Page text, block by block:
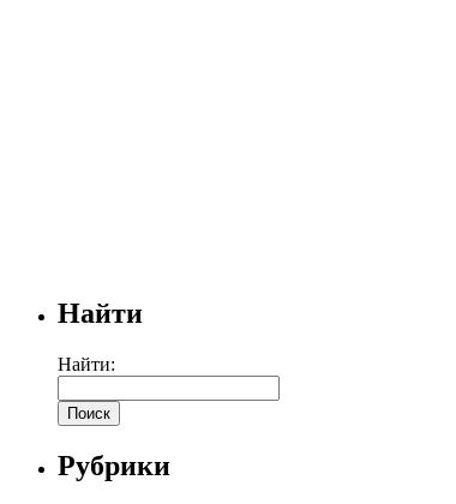
Найти
Найти:
Рубрики